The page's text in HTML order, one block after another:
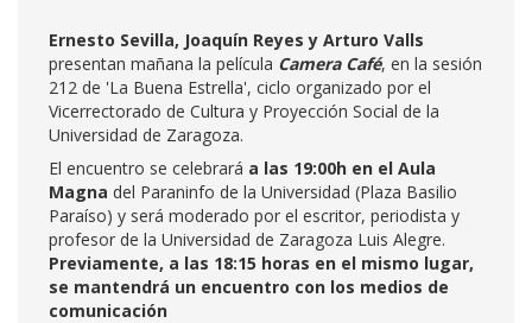
Ernesto Sevilla, Joaquín Reyes y Arturo Valls
presentan mañana la película Camera Café, en la sesión
212 de 'La Buena Estrella', ciclo organizado por el
Vicerrectorado de Cultura y Proyección Social de la
Universidad de Zaragoza.
El encuentro se celebrará a las 19:00h en el Aula
Magna del Paraninfo de la Universidad (Plaza Basilio
Paraíso) y será moderado por el escritor, periodista y
profesor de la Universidad de Zaragoza Luis Alegre.
Previamente, a las 18:15 horas en el mismo lugar,
se mantendrá un encuentro con los medios de
comunicación